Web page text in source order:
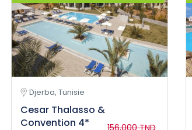
Djerba, Tunisie
Cesar Thalasso &
Convention 4*
156,000 TND